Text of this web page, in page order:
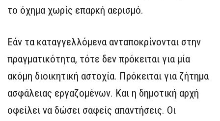
το όχημα χωρίς επαρκή αερισμό.
Εάν τα καταγγελλόμενα ανταποκρίνονται στην
πραγματικότητα, τότε δεν πρόκειται για μία
ακόμη διοικητική αστοχία. Πρόκειται για ζήτημα
ασφάλειας εργαζομένων. Και η δημοτική αρχή
οφείλει να δώσει σαφείς απαντήσεις. Οι